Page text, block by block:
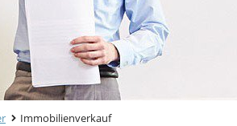
Immobilienverkauf